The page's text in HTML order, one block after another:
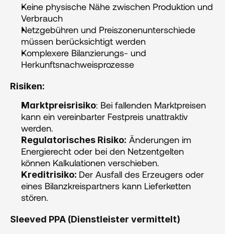
Keine physische Nähe zwischen Produktion und
Verbrauch
Netzgebühren und Preiszonenunterschiede
müssen berücksichtigt werden
Komplexere Bilanzierungs- und
Herkunftsnachweisprozesse‍
Risiken:
Marktpreisrisiko: Bei fallenden Marktpreisen
kann ein vereinbarter Festpreis unattraktiv
werden.
Regulatorisches Risiko: Änderungen im
Energierecht oder bei den Netzentgelten
können Kalkulationen verschieben.
Kreditrisiko: Der Ausfall des Erzeugers oder
eines Bilanzkreispartners kann Lieferketten
stören.
Sleeved PPA (Dienstleister vermittelt)